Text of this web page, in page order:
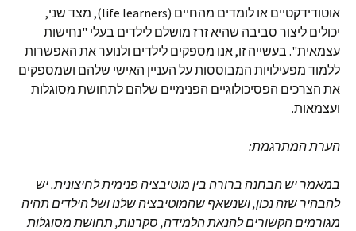
אוטודידקטיים או לומדים מהחיים (life learners), מצד שני,
יכולים ליצור סביבה שהיא זרז מושלם לילדים בעלי "נחישות
עצמאית". בעשייה זו, אנו מספקים לילדים ולנוער את האפשרות
ללמוד מפעילויות המבוססות על העניין האישי שלהם ושמספקים
את הצרכים הפסיכולוגיים הפנימיים שלהם לתחושת מסוגלות
ועצמאות.
הערת המתרגמת:
במאמר יש הבחנה ברורה בין מוטיבציה פנימית לחיצונית.יש
להבהיר שזה נכון,ושנשאף שהמוטיבציה שלנו ושל הילדים תהיה
מגורמים הקשורים להנאת הלמידה, סקרנות,תחושת מסוגלות